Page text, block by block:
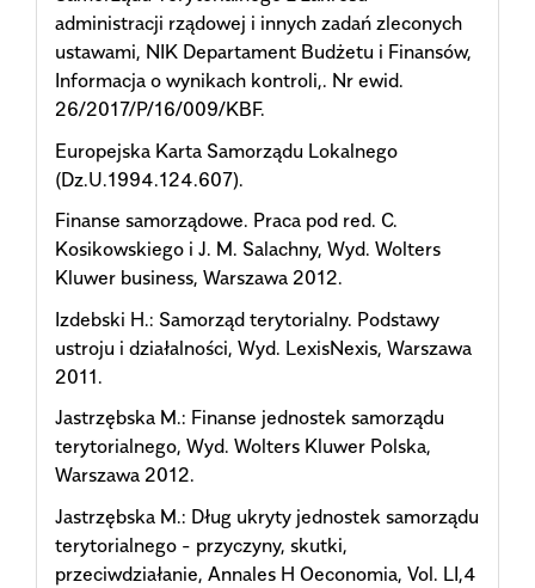
administracji rządowej i innych zadań zleconych
ustawami, NIK Departament Budżetu i Finansów,
Informacja o wynikach kontroli,. Nr ewid.
26/2017/P/16/009/KBF.
Europejska Karta Samorządu Lokalnego
(Dz.U.1994.124.607).
Finanse samorządowe. Praca pod red. C.
Kosikowskiego i J. M. Salachny, Wyd. Wolters
Kluwer business, Warszawa 2012.
Izdebski H.: Samorząd terytorialny. Podstawy
ustroju i działalności, Wyd. LexisNexis, Warszawa
2011.
Jastrzębska M.: Finanse jednostek samorządu
terytorialnego, Wyd. Wolters Kluwer Polska,
Warszawa 2012.
Jastrzębska M.: Dług ukryty jednostek samorządu
terytorialnego - przyczyny, skutki,
przeciwdziałanie, Annales H Oeconomia, Vol. LI,4